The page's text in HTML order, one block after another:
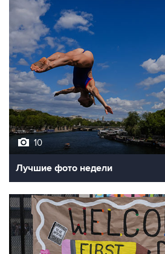
10
Лучшие фото недели